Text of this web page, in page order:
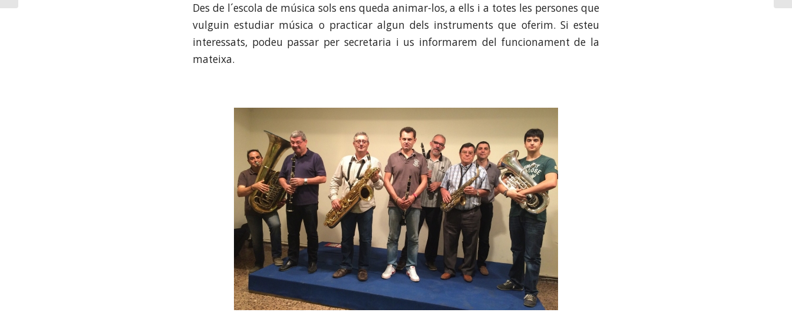
Des de l´escola de música sols ens queda animar-los, a ells i a totes les persones que
vulguin estudiar música o practicar algun dels instruments que oferim. Si esteu
interessats, podeu passar per secretaria i us informarem del funcionament de la
mateixa.